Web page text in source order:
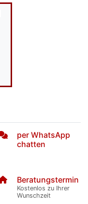
per WhatsApp
chatten
Beratungstermin
Kostenlos zu Ihrer
Wunschzeit